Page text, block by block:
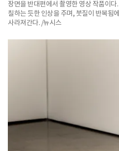
장면을 반대편에서 촬영한 영상 작품이
칠하는 듯한 인상을 주며, 붓질이 반복됨
사라져간다. /뉴시스